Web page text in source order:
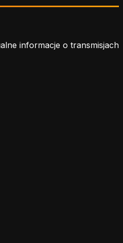
informacje o transmisjach